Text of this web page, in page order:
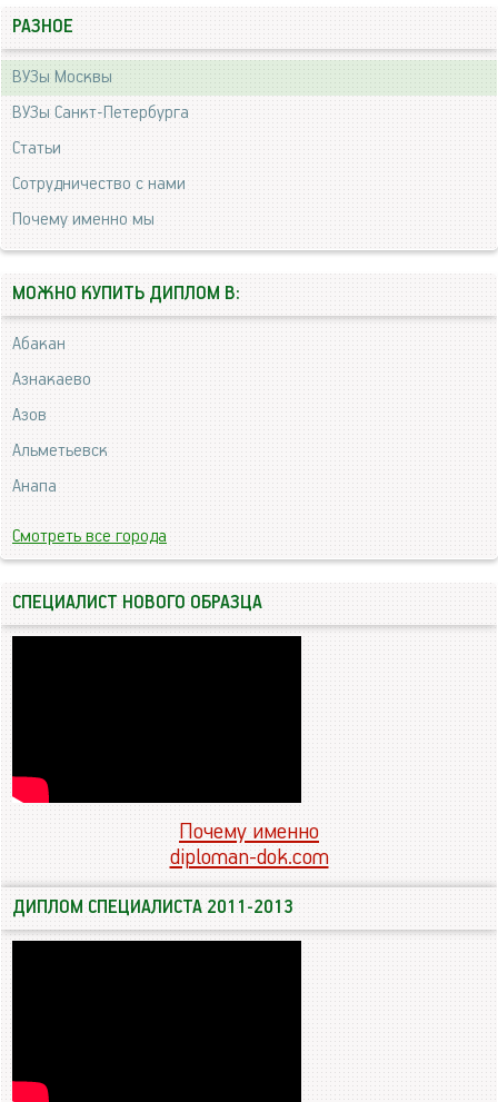
РАЗНОЕ
ВУЗы Москвы
ВУЗы Санкт-Петербурга
Статьи
Сотрудничество с нами
Почему именно мы
МОЖНО КУПИТЬ ДИПЛОМ В:
Абакан
Азнакаево
Азов
Альметьевск
Анапа
Смотреть все города
СПЕЦИАЛИСТ НОВОГО ОБРАЗЦА
Почему именно
diploman-dok.com
ДИПЛОМ СПЕЦИАЛИСТА 2011-2013